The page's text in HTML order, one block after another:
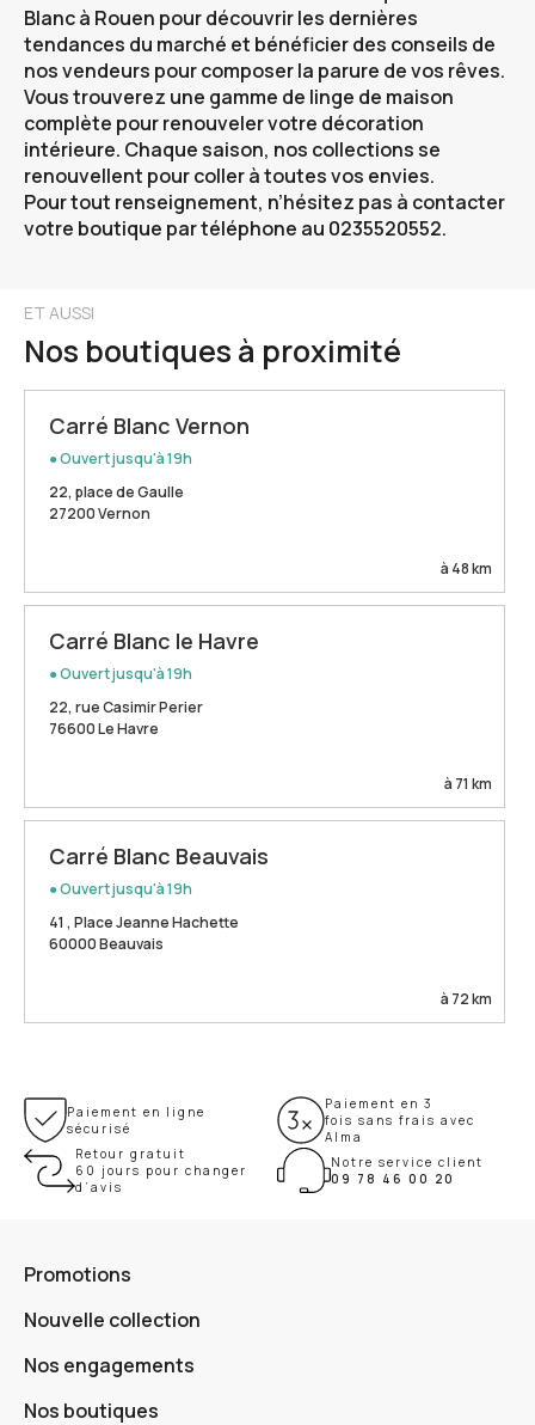
Blanc à Rouen pour découvrir les dernières
tendances du marché et bénéficier des conseils de
nos vendeurs pour composer la parure de vos rêves.
Vous trouverez une gamme de linge de maison
complète pour renouveler votre décoration
intérieure. Chaque saison, nos collections se
renouvellent pour coller à toutes vos envies.
Pour tout renseignement, n’hésitez pas à contacter
votre boutique par téléphone au 0235520552.
ET AUSSI
Nos boutiques à proximité
Carré Blanc Vernon
● Ouvert jusqu'à 19h
22, place de Gaulle
27200 Vernon
à 48 km
Carré Blanc le Havre
● Ouvert jusqu'à 19h
22, rue Casimir Perier
76600 Le Havre
à 71 km
Carré Blanc Beauvais
● Ouvert jusqu'à 19h
41 , Place Jeanne Hachette
60000 Beauvais
à 72 km
Paiement en ligne
sécurisé
Paiement en 3
fois sans frais avec
Alma
Retour gratuit
60 jours pour changer
d’avis
Notre service client
09 78 46 00 20
Promotions
Nouvelle collection
Nos engagements
Nos boutiques